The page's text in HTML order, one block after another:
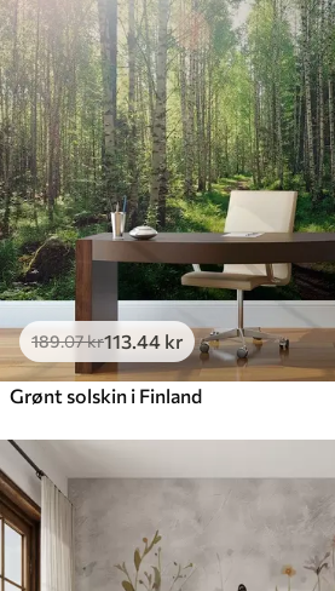
189.07kr113 .44 kr
Grønt solskin i Finland